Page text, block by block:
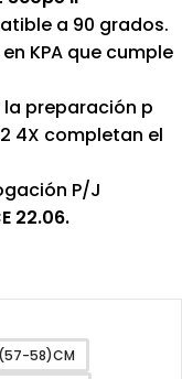
a 90 grados.
KPA que cumple
preparación p
4X completan el
P/J
22.06.
58)CM